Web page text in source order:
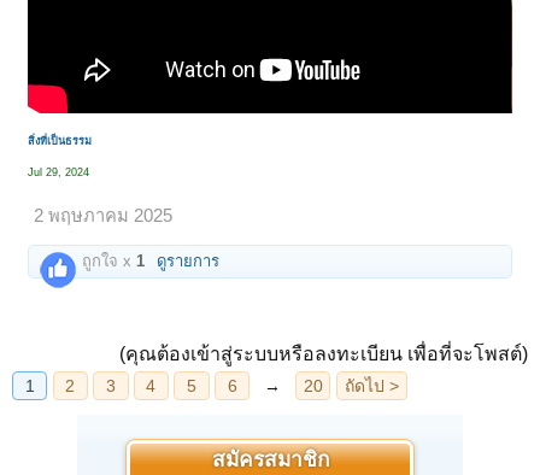
สิ่งที่เป็นธรรม
Jul 29, 2024
2 พฤษภาคม 2025
ถูกใจ x 1 ดูรายการ
(คุณต้องเข้าสู่ระบบหรือลงทะเบียน เพื่อที่จะโพสต์)
สมัครสมาชิก